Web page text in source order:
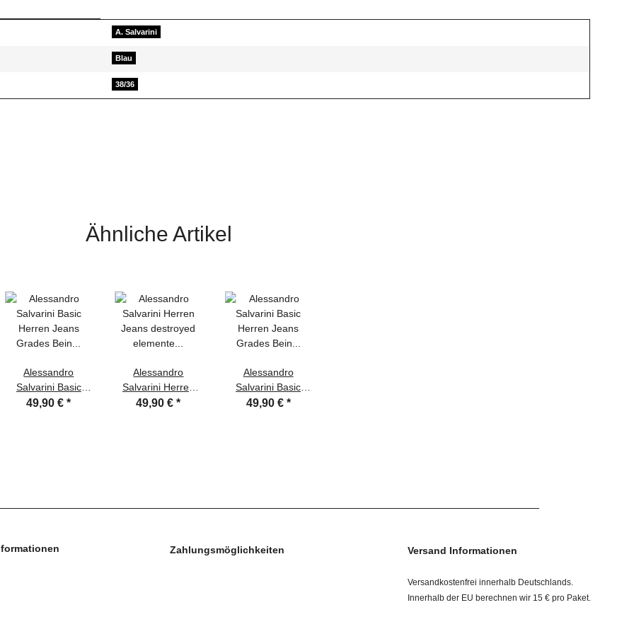
A. Salvarini
Blau
38/36
Ähnliche Artikel
Alessandro
Salvarini Basic
Herren Jeans
49,90 €*
Alessandro
Salvarini Herren
Jeans destroyed
49,90 €*
Alessandro
Salvarini Basic
Herren Jeans
49,90 € *
Zahlungsmöglichkeiten Versand Informationen
Versandkostenfrei innerhalb Deutschlands.
Innerhalb der EU berechnen wir 15 € pro Paket.